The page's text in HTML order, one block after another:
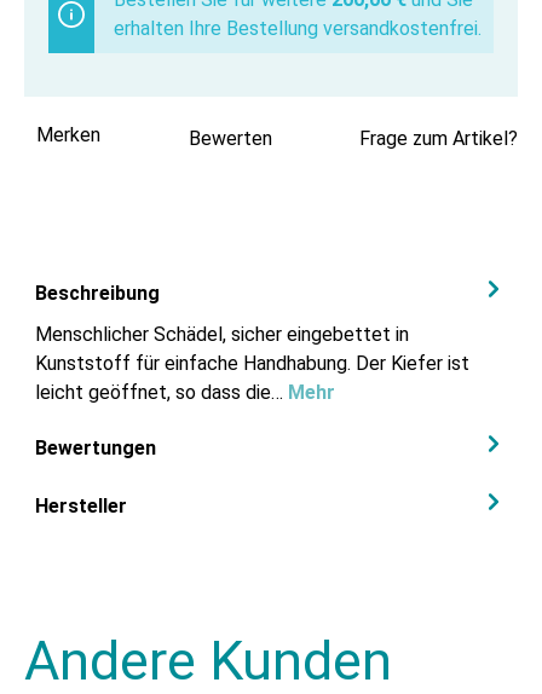
erhalten Ihre Bestellung versandkostenfrei.
Merken Bewerten Frage zum Artikel?
Beschreibung
Menschlicher Schädel, sicher eingebettet in
Kunststoff für einfache Handhabung. Der Kiefer ist
leicht geöffnet, so dass die… Mehr
Bewertungen
Hersteller
Andere Kunden